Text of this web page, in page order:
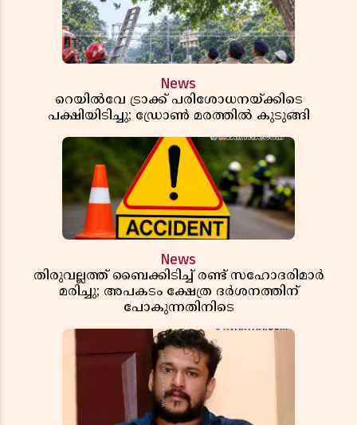
News
റെയിൽവേ ട്രാക്ക് പരിശോധനയ്ക്കിടെ
പക്ഷിയിടിച്ചു; ഡ്രോൺ മരത്തിൽ കുടുങ്ങി
News
തിരുവല്ലത്ത് ബൈക്കിടിച്ച് രണ്ട് സഹോദരിമാർ
മരിച്ചു; അപകടം ക്ഷേത്ര ദർശനത്തിന്
പോകുന്നതിനിടെ